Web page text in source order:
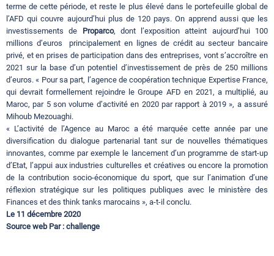
terme de cette période, et reste le plus élevé dans le portefeuille global de
l’AFD qui couvre aujourd’hui plus de 120 pays. On apprend aussi que les
investissements de Proparco, dont l’exposition atteint aujourd’hui 100
millions d’euros principalement en lignes de crédit au secteur bancaire
privé, et en prises de participation dans des entreprises, vont s’accroître en
2021 sur la base d’un potentiel d’investissement de près de 250 millions
d’euros. « Pour sa part, l’agence de coopération technique Expertise France,
qui devrait formellement rejoindre le Groupe AFD en 2021, a multiplié, au
Maroc, par 5 son volume d’activité en 2020 par rapport à 2019 », a assuré
Mihoub Mezouaghi.
« L’activité de l’Agence au Maroc a été marquée cette année par une
diversification du dialogue partenarial tant sur de nouvelles thématiques
innovantes, comme par exemple le lancement d’un programme de start-up
d’Etat, l’appui aux industries culturelles et créatives ou encore la promotion
de la contribution socio-économique du sport, que sur l’animation d’une
réflexion stratégique sur les politiques publiques avec le ministère des
Finances et des think tanks marocains », a-t-il conclu.
Le 11 décembre 2020
Source web Par : challenge